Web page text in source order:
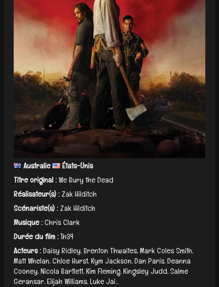
Australie
États-Unis
Titre original :We Bury the Dead
Réalisateur(s) :Zak Hilditch
Scénariste(s) :Zak Hilditch
Musique :Chris Clark
Durée du film :1h34
Acteurs :Daisy Ridley, Brenton Thwaites, Mark Coles Smith,
Matt Whelan, Chloe Hurst, Kym Jackson, Dan Paris, Deanna
Cooney, Nicola Bartlett, Kim Fleming, Kingsley Judd, Salme
Geransar, Elijah Williams, Luke Jai...